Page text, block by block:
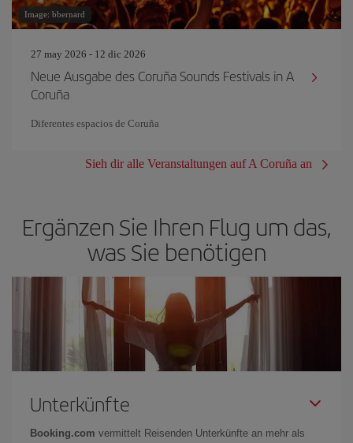
Image: bbernard
27 may 2026 - 12 dic 2026
Neue Ausgabe des Coruña Sounds Festivals in A
Coruña
Diferentes espacios de Coruña
Sieh dir alle Veranstaltungen auf A Coruña an
Ergänzen Sie Ihren Flug um das,
was Sie benötigen
Unterkünfte
Booking.com vermittelt Reisenden Unterkünfte an mehr als